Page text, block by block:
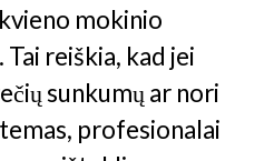
mokinio
reiškia, kad jei
sunkumų ar nori
profesionalai